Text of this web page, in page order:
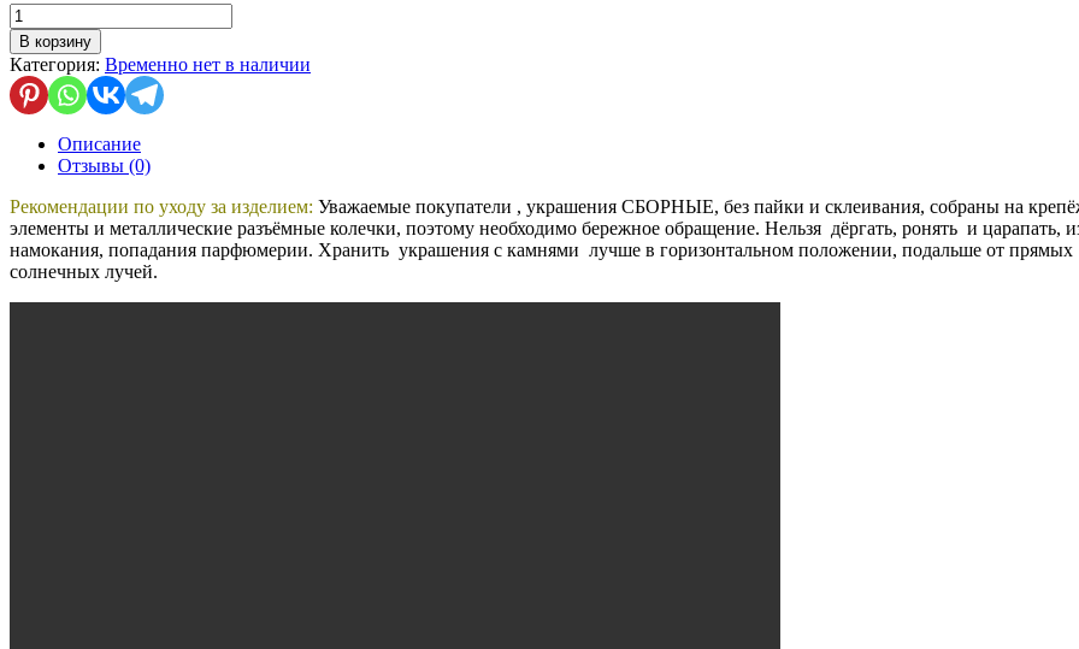
Количество
товара
Чокер
с
фиолетовым
жемчугом
В корзину
Категория: Временно нет в наличии
Описание
Отзывы (0)
Рекомендации по уходу за изделием: Уважаемые покупатели , украшения СБОРНЫЕ, без пайки и склеивания, собраны на
элементы и металлические разъёмные колечки, поэтому необходимо бережное обращение. Нельзя дёргать, ронять и царапать,
намокания, попадания парфюмерии. Хранить украшения с камнями лучше в горизонтальном положении, подальше от прямых
солнечных лучей.